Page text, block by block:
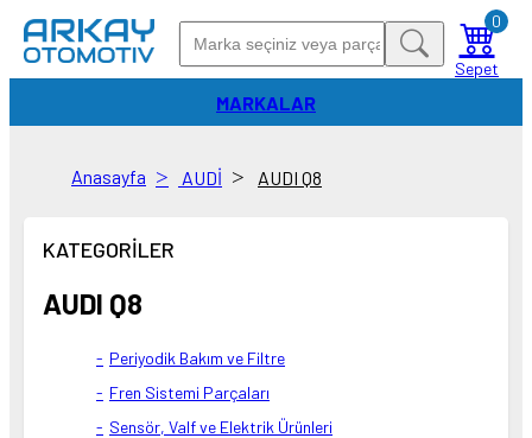
0
Sepet
MARKALAR
Anasayfa AUDİ AUDI Q8
KATEGORİLER
AUDI Q8
Periyodik Bakım ve Filtre
Fren Sistemi Parçaları
Sensör, Valf ve Elektrik Ürünleri